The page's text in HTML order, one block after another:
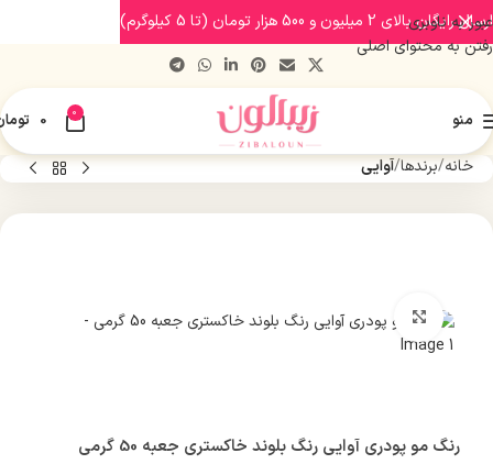
عبور به ناوبری
رفتن به محتوای اصلی
منو 0
0
خانه برندها آوایی
بزرگنمایی تصویر
رنگ مو پودری آوایی رنگ بلوند خاکستری جعبه 50 گرمی
ارسال رایگان بالای 2 میلیون و 500 هزار تومان (تا 5 کیلوگرم)